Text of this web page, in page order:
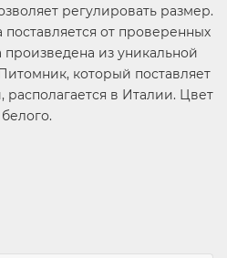
регулировать размер.
от проверенных
из уникальной
который поставляет
в Италии. Цвет